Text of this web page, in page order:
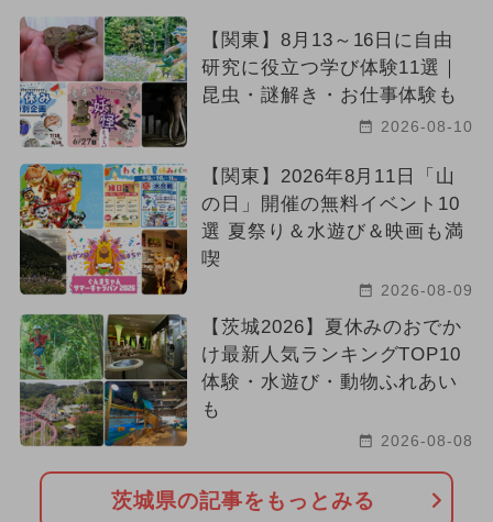
【関東】8月13～16日に自由
研究に役立つ学び体験11選｜
昆虫・謎解き・お仕事体験も
2026-08-10
【関東】2026年8月11日「山
の日」開催の無料イベント10
選 夏祭り＆水遊び＆映画も満
喫
2026-08-09
【茨城2026】夏休みのおでか
け最新人気ランキングTOP10
体験・水遊び・動物ふれあい
も
2026-08-08
茨城県の記事をもっとみる